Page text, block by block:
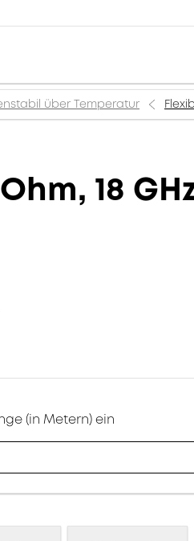
über Temperatur
18
(in Metern) ein